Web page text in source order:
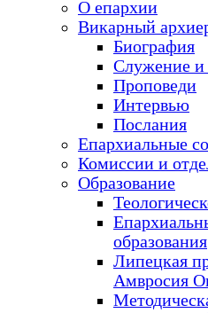
О епархии
Викарный
Биография
Служение и
Проповеди
Интервью
Послания
Епархиальные
Комиссии и
Образование
образования
Липецкая
Амвросия